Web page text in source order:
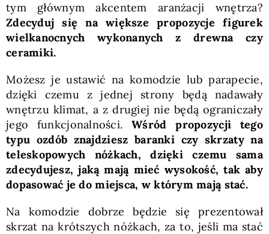
tym głównym akcentem aranżacji wnętrza?
Zdecyduj się na większe propozycje figurek
wielkanocnych wykonanych z drewna czy
ceramiki.
Możesz je ustawić na komodzie lub parapecie,
dzięki czemu z jednej strony będą nadawały
wnętrzu klimat, a z drugiej nie będą ograniczały
jego funkcjonalności.Wśród propozycji tego
typu ozdób znajdziesz baranki czy skrzaty na
teleskopowych nóżkach, dzięki czemu sama
zdecydujesz, jaką mają mieć wysokość, tak aby
dopasować je do miejsca, w którym mają stać.
Na komodzie dobrze będzie się prezentował
skrzat na krótszych nóżkach, za to, jeśli ma stać